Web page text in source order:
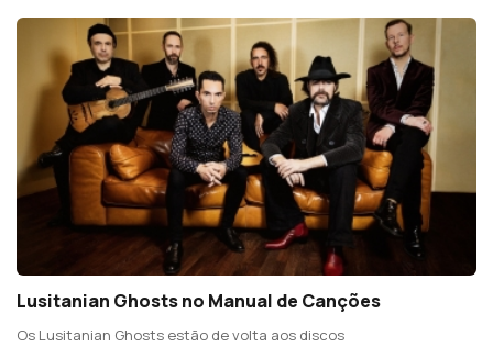
Lusitanian Ghosts no Manual de Canções
Os Lusitanian Ghosts estão de volta aos discos